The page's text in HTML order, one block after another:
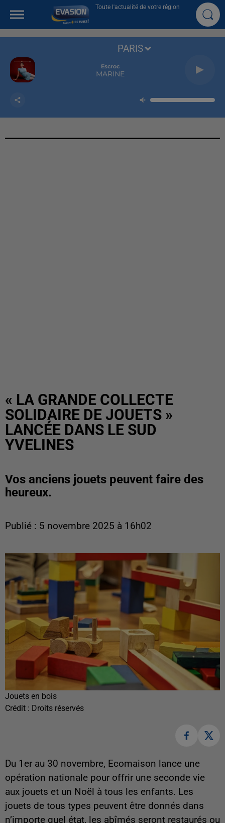
Toute l'actualité de votre région
Escroc
MARINE
PARIS
« LA GRANDE COLLECTE
SOLIDAIRE DE JOUETS »
LANCÉE DANS LE SUD
YVELINES
Vos anciens jouets peuvent faire des
heureux.
Publié : 5 novembre 2025 à 16h02
Jouets en bois
Crédit : Droits réservés
Du 1er au 30 novembre, Ecomaison lance une
opération nationale pour offrir une seconde vie
aux jouets et un Noël à tous les enfants. Les
jouets de tous types peuvent être donnés dans
n’importe quel état, les abîmés seront restaurés ou